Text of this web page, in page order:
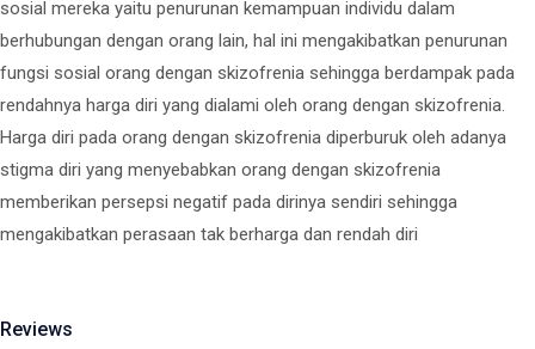
Penderita
Skizofrenia
quantity
sosial mereka yaitu penurunan kemampuan individu dalam
berhubungan dengan orang lain, hal ini mengakibatkan penurunan
fungsi sosial orang dengan skizofrenia sehingga berdampak pada
rendahnya harga diri yang dialami oleh orang dengan skizofrenia.
Harga diri pada orang dengan skizofrenia diperburuk oleh adanya
stigma diri yang menyebabkan orang dengan skizofrenia
memberikan persepsi negatif pada dirinya sendiri sehingga
mengakibatkan perasaan tak berharga dan rendah diri
Reviews